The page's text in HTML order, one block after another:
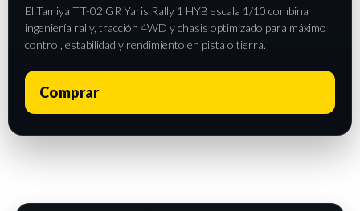
El Tamiya TT-02 GR Yaris Rally 1 HYB escala 1/10 combina
ingeniería rally, tracción 4WD y chasis optimizado para máximo
control, estabilidad y rendimiento en pista o tierra.
Comprar